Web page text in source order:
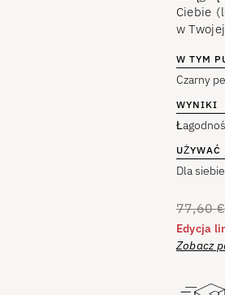
Ciebie
w
W TYM
Czarny
WYNIKI
UŻYWAĆ
Dla
77,60€
Edycja
Zobacz